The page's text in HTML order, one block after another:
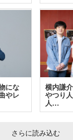
にな
やレ
横内謙
やつり
人…
さらに読み込む